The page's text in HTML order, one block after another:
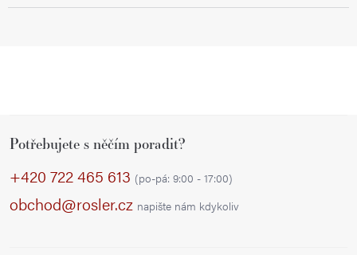
Potřebujete s něčím poradit?
+420 722 465 613 (po-pá: 9:00 - 17:00)
obchod@rosler.cz napište nám kdykoliv